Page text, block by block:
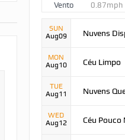
Vento
0.87mph
SUN
Aug09
Nuvens
MON
Aug10
Céu Limpo
TUE
Aug11
Nuvens
WED
Aug12
Céu Pouco